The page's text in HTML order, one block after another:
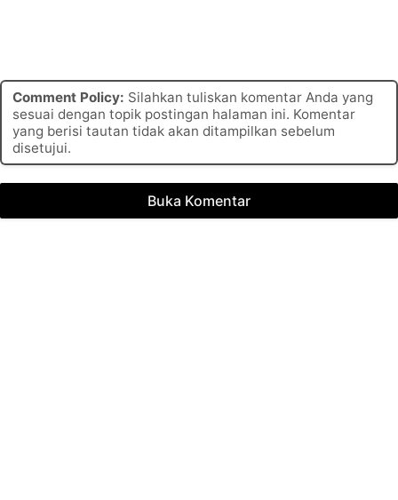
Comment Policy: Silahkan tuliskan komentar Anda yang
sesuai dengan topik postingan halaman ini. Komentar
yang berisi tautan tidak akan ditampilkan sebelum
disetujui.
Buka Komentar